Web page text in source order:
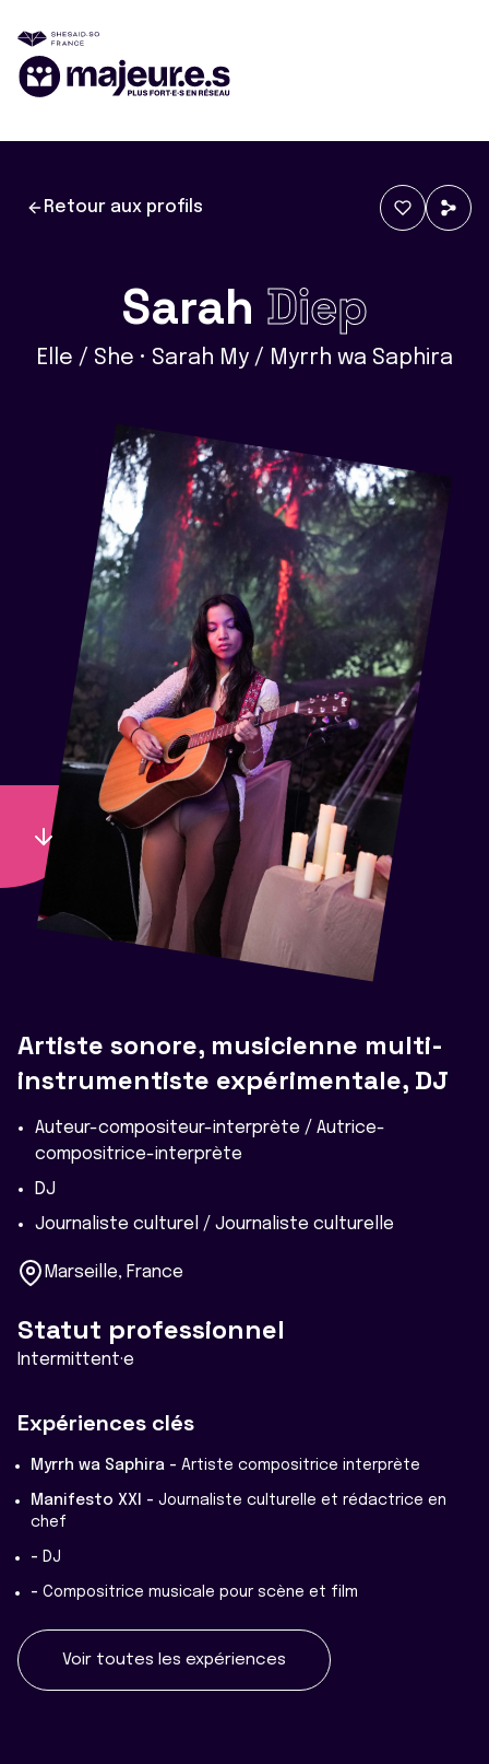
Retour aux profils
Sarah Diep
Elle / She • Sarah My / Myrrh wa Saphira
Artiste sonore, musicienne multi-
instrumentiste expérimentale, DJ
Auteur-compositeur-interprète / Autrice-
compositrice-interprète
DJ
Journaliste culturel / Journaliste culturelle
Marseille, France
Statut professionnel
Intermittent·e
Expériences clés
Myrrh wa Saphira - Artiste compositrice interprète
Manifesto XXI - Journaliste culturelle et rédactrice en
chef
- DJ
- Compositrice musicale pour scène et film
Voir toutes les expériences